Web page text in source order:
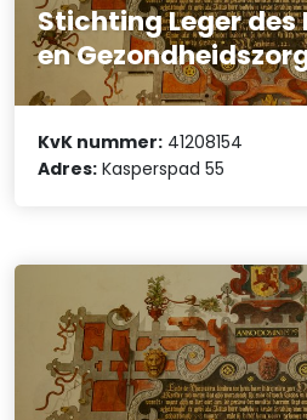
Stichting Leger des
en
KvK nummer: 41208154
Adres: Kasperspad 55